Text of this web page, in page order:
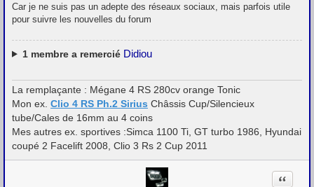
Car je ne suis pas un adepte des réseaux sociaux, mais parfois utile
pour suivre les nouvelles du forum
1membre a remercié Didiou
La remplaçante : Mégane 4 RS 280cv orange Tonic
Mon ex. Clio 4 RS Ph.2 Sirius Châssis Cup/Silencieux
tube/Cales de 16mm au 4 coins
Mes autres ex. sportives :Simca 1100 Ti, GT turbo 1986, Hyundai
coupé 2 Facelift 2008, Clio 3 Rs 2 Cup 2011
Citation